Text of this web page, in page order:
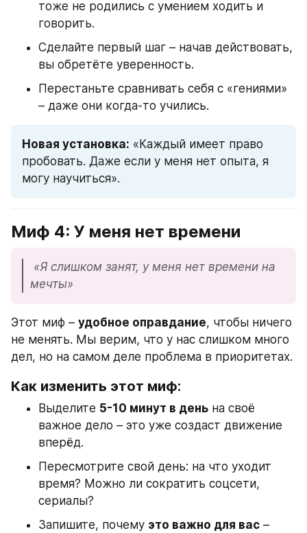
тоже не родились с умением ходить и
говорить.
Сделайте первый шаг – начав действовать,
вы обретёте уверенность.
Перестаньте сравнивать себя с «гениями»
– даже они когда-то учились.
Новая установка: «Каждый имеет право
пробовать. Даже если у меня нет опыта, я
могу научиться».
Миф 4: У меня нет времени
«Я слишком занят, у меня нет времени на
мечты»
Этот миф – удобное оправдание, чтобы ничего
не менять. Мы верим, что у нас слишком много
дел, но на самом деле проблема в приоритетах.
Как изменить этот миф:
Выделите 5-10 минут в день на своё
важное дело – это уже создаст движение
вперёд.
Пересмотрите свой день: на что уходит
время? Можно ли сократить соцсети,
сериалы?
Запишите, почему это важно для вас –